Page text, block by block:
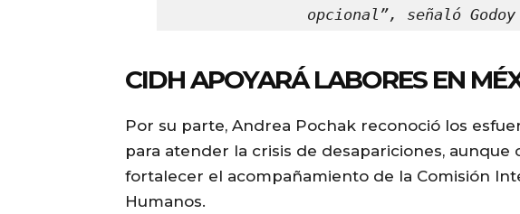
opcional”, señaló Godoy
CIDH APOYARÁ LABORES EN
Por su parte, Andrea Pochak reconoció los
para atender la crisis de desapariciones,
fortalecer el acompañamiento de la Comisión
Humanos.